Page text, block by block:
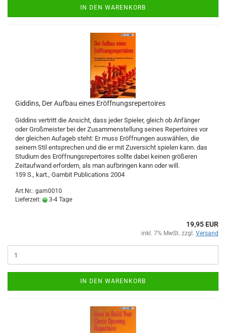
IN DEN WARENKORB
Giddins, Der Aufbau eines Eröffnungsrepertoires
Giddins vertritt die Ansicht, dass jeder Spieler, gleich ob Anfänger
oder Großmeister bei der Zusammenstellung seines Repertoires vor
der gleichen Aufageb steht: Er muss Eröffnungen auswählen, die
seinem Stil entsprechen und die er mit Zuversicht spielen kann. das
Studium des Eröffnungsrepertoires sollte dabei keinen größeren
Zeitaufwand erfordern, als man aufbringen kann oder will.
159 S., kart., Gambit Publications 2004
Art.Nr.: gam0010
Lieferzeit:
3-4 Tage
19,95 EUR
inkl. 7% MwSt. zzgl. Versand
IN DEN WARENKORB